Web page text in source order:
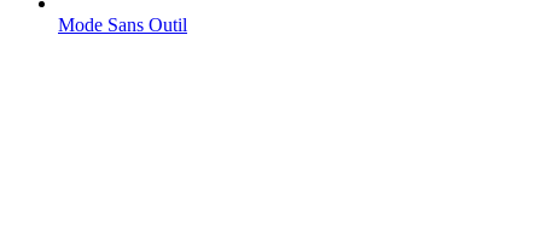
Mode Sans Outil